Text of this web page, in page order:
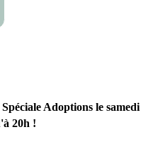
Adoptions le samedi
20h !